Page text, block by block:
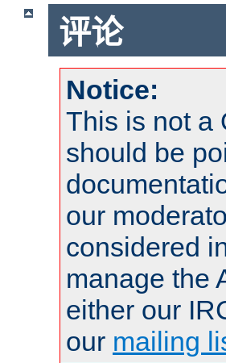
评论
Notice:
This is not a
should be
our
considered
manage the
either our
our mailing